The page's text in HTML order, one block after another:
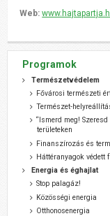
Web:
Programok
Természetvédelem
Fővárosi természeti
Természet-
“Ismerd meg!
területeken
Finanszírozás és
Háttéranyagok védett
Energia és éghajlat
Stop palagáz!
Közösségi energia
Otthonosenergia